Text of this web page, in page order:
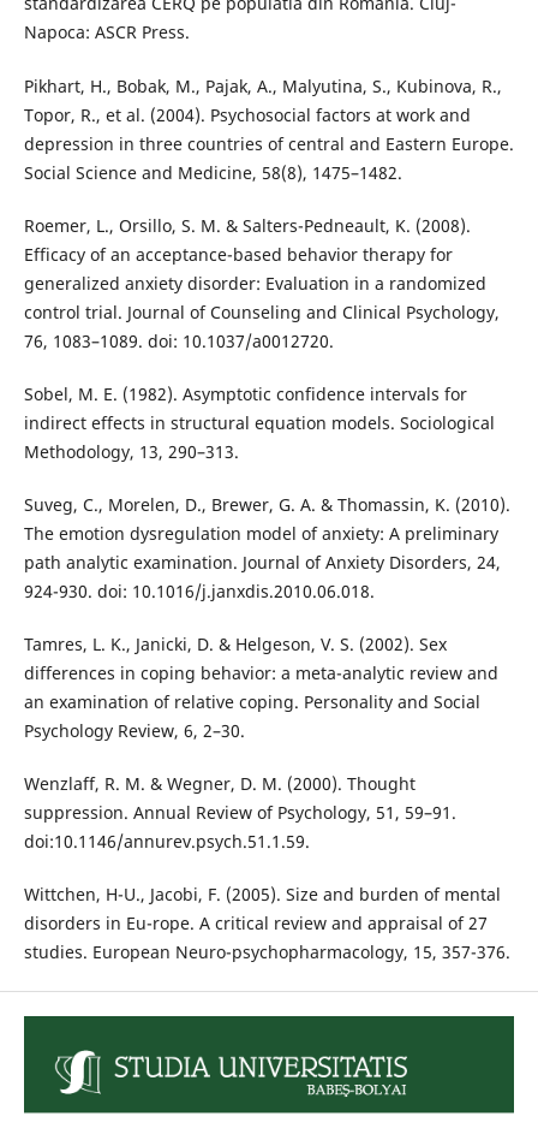
Napoca: ASCR Press.
Pikhart, H., Bobak, M., Pajak, A., Malyutina, S., Kubinova, R.,
Topor, R., et al. (2004). Psychosocial factors at work and
depression in three countries of central and Eastern Europe.
Social Science and Medicine, 58(8), 1475–1482.
Roemer, L., Orsillo, S. M. & Salters-Pedneault, K. (2008).
Efficacy of an acceptance-based behavior therapy for
generalized anxiety disorder: Evaluation in a randomized
control trial. Journal of Counseling and Clinical Psychology,
76, 1083–1089. doi: 10.1037/a0012720.
Sobel, M. E. (1982). Asymptotic confidence intervals for
indirect effects in structural equation models. Sociological
Methodology, 13, 290–313.
Suveg, C., Morelen, D., Brewer, G. A. & Thomassin, K. (2010).
The emotion dysregulation model of anxiety: A preliminary
path analytic examination. Journal of Anxiety Disorders, 24,
924-930. doi: 10.1016/j.janxdis.2010.06.018.
Tamres, L. K., Janicki, D. & Helgeson, V. S. (2002). Sex
differences in coping behavior: a meta-analytic review and
an examination of relative coping. Personality and Social
Psychology Review, 6, 2–30.
Wenzlaff, R. M. & Wegner, D. M. (2000). Thought
suppression. Annual Review of Psychology, 51, 59–91.
doi:10.1146/annurev.psych.51.1.59.
Wittchen, H-U., Jacobi, F. (2005). Size and burden of mental
disorders in Eu-rope. A critical review and appraisal of 27
studies. European Neuro-psychopharmacology, 15, 357-376.